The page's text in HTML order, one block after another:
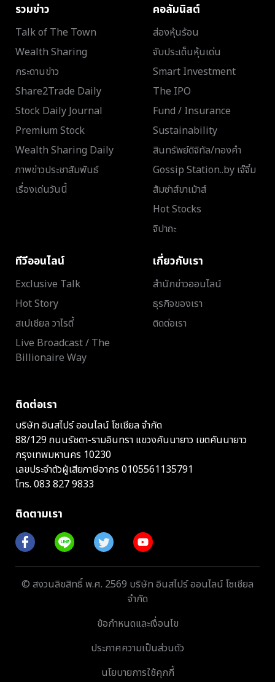
รวมข่าว
Talk of The Town
Wealth Sharing
กระดานข่าว
Share2Trade Daily
Stock Daily Journal
Premium Stock
Wealth Sharing Daily
ภาพข่าวประชาสัมพันธ์
เรื่องเด่นวันนี้
คอลัมนิสต์
ส่องหุ้นร้อน
จับประเด็นหุ้นเด่น
Smart Investment
The IPO
Fund / Insurance
Sustainability
สินทรัพย์ดิจิทัล/ทองคำ
Gossip Station..by เจ๊จิ๋ม
ส้มซ่าส์ขาเม้าส์
Hot Stocks
จิปาถะ
ทีวีออนไลน์
Exclusive Talk
Hot Story
สเปเชียล วาไรตี้
Live Broadcast / The
Billionaire Way
เกี่ยวกับเรา
สำนักข่าวออนไลน์
ธุรกิจของเรา
ติดต่อเรา
ติดต่อเรา
บริษัท อินสไปร์ ออนไลน์ โซเชียล จำกัด
88/129 ถนนรัชดา-รามอินทรา แขวงคันนายาว เขตคันนายาว
กรุงเทพมหานคร 10230
เลขประจำตัวผู้เสียภาษีอากร 0105561135791
โทร. 083 827 9833
ติดตามเรา
© สงวนลิขสิทธิ์ พ.ศ. 2569 บริษัท อินสไปร์ ออนไลน์ โซเชียล
จำกัด
ข้อกำหนดและเงื่อนไข
ประกาศความเป็นส่วนตัว
นโยบายการใช้คุกกี้